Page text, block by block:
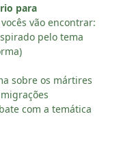
para
vão encontrar:
pelo tema
sobre os mártires
com a temática